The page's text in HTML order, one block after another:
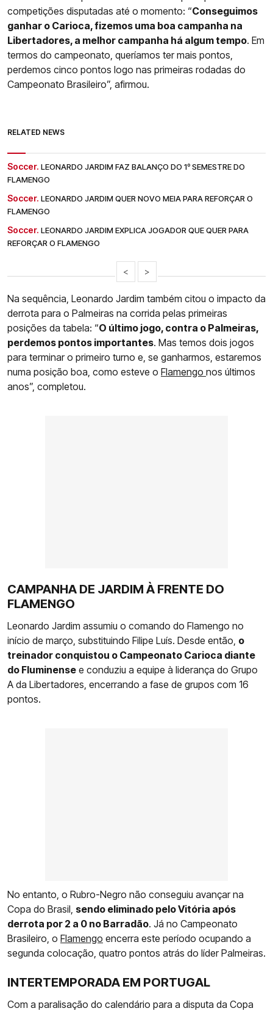
competições disputadas até o momento: “Conseguimos
ganhar o Carioca, fizemos uma boa campanha na
Libertadores, a melhor campanha há algum tempo. Em
termos do campeonato, queríamos ter mais pontos,
perdemos cinco pontos logo nas primeiras rodadas do
Campeonato Brasileiro”, afirmou.
RELATED NEWS
Soccer. LEONARDO JARDIM FAZ BALANÇO DO 1º SEMESTRE DO
FLAMENGO
Soccer. LEONARDO JARDIM QUER NOVO MEIA PARA REFORÇAR O
FLAMENGO
Soccer. LEONARDO JARDIM EXPLICA JOGADOR QUE QUER PARA
REFORÇAR O FLAMENGO
< >
Na sequência, Leonardo Jardim também citou o impacto da
derrota para o Palmeiras na corrida pelas primeiras
posições da tabela: “O último jogo, contra o Palmeiras,
perdemos pontos importantes. Mas temos dois jogos
para terminar o primeiro turno e, se ganharmos, estaremos
numa posição boa, como esteve o Flamengo nos últimos
anos”, completou.
CAMPANHA DE JARDIM À FRENTE DO
FLAMENGO
Leonardo Jardim assumiu o comando do Flamengo no
início de março, substituindo Filipe Luís. Desde então, o
treinador conquistou o Campeonato Carioca diante
do Fluminense e conduziu a equipe à liderança do Grupo
A da Libertadores, encerrando a fase de grupos com 16
pontos.
No entanto, o Rubro-Negro não conseguiu avançar na
Copa do Brasil, sendo eliminado pelo Vitória após
derrota por 2 a 0 no Barradão. Já no Campeonato
Brasileiro, o Flamengo encerra este período ocupando a
segunda colocação, quatro pontos atrás do líder Palmeiras.
INTERTEMPORADA EM PORTUGAL
Com a paralisação do calendário para a disputa da Copa